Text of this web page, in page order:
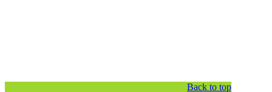
Back to top